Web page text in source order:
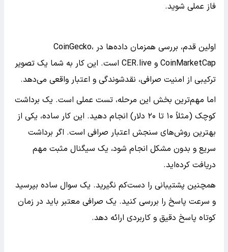
فاز عملی شوید.
اولین قدم، بررسی همزمان داده‌ها در CoinGecko،
CoinMarketCap و CER.live است. این کار به شما یک تصویر
ترکیبی از امنیت صرافی، نقدشوندگی و اعتبار واقعی می‌دهد.
اما مهم‌ترین بخش این مرحله، تست عملی است. یک برداشت
کوچک (مثلاً ۱۰ تا ۲۰ دلار) انجام دهید. این کار ساده، یکی از
بهترین روش‌های سنجش اعتبار صرافی است. اگر برداشت
سریع و بدون مشکل انجام شود، یک سیگنال مثبت مهم
دریافت کرده‌اید.
همچنین پشتیبانی را دست‌کم نگیرید. یک سوال ساده بپرسید
و سرعت پاسخ را بررسی کنید. یک صرافی معتبر باید در زمان
کوتاه پاسخ دقیق و کاربردی ارائه دهد.